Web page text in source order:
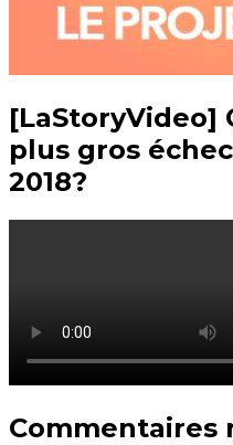
[LaStoryVideo]
plus gros
2018?
Commentaires